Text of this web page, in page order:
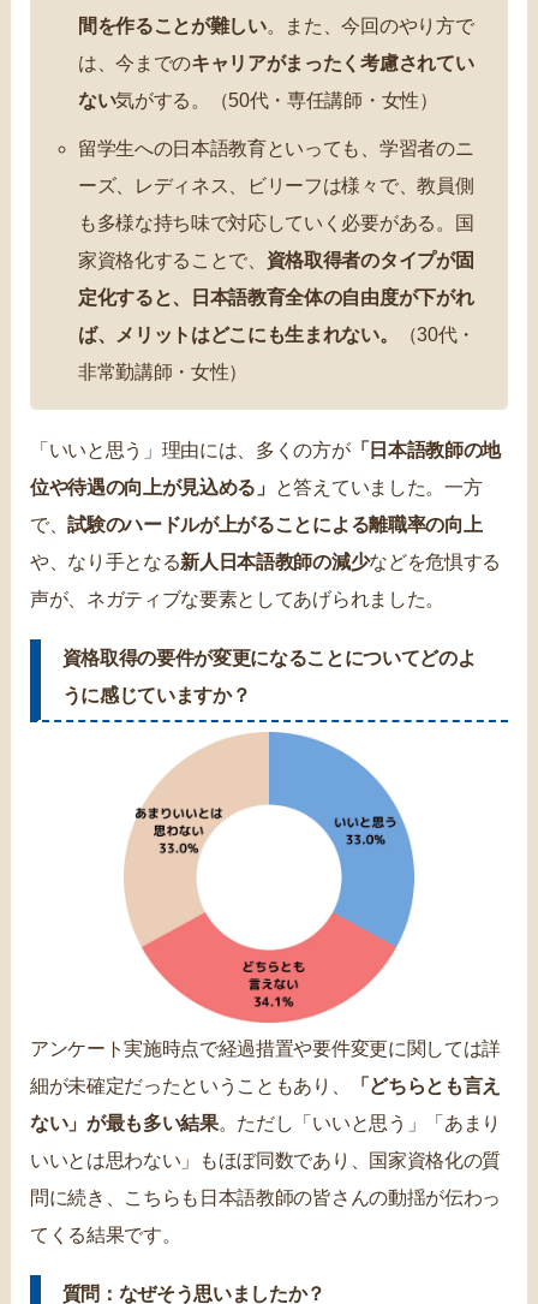
間を作ることが難しい。また、今回のやり方で
は、今までのキャリアがまったく考慮されてい
ない気がする。（50代・専任講師・女性）
留学生への日本語教育といっても、学習者のニ
ーズ、レディネス、ビリーフは様々で、教員側
も多様な持ち味で対応していく必要がある。国
家資格化することで、 資格取得者のタイプが固
定化すると、日本語教育全体の自由度が下がれ
ば、メリットはどこにも生まれない。
（30代・
非常勤講師・女性）
「いいと思う」理由には、多くの方が「日本語教師の地
位や待遇の向上が見込める」 と答えていました。一方
で、試験のハードルが上がることによる離職率の向上
や、なり手となる新人日本語教師の減少などを危惧する
声が、ネガティブな要素としてあげられました。
資格取得の要件が変更になることについてどのよ
うに感じていますか？
アンケート実施時点で経過措置や要件変更に関しては詳
細が未確定だったということもあり、
「どちらとも言え
ない」が最も多い結果。ただし「いいと思う」「あまり
いいとは思わない」もほぼ同数であり、国家資格化の質
問に続き、こちらも日本語教師の皆さんの動揺が伝わっ
てくる結果です。
質問：なぜそう思いましたか？